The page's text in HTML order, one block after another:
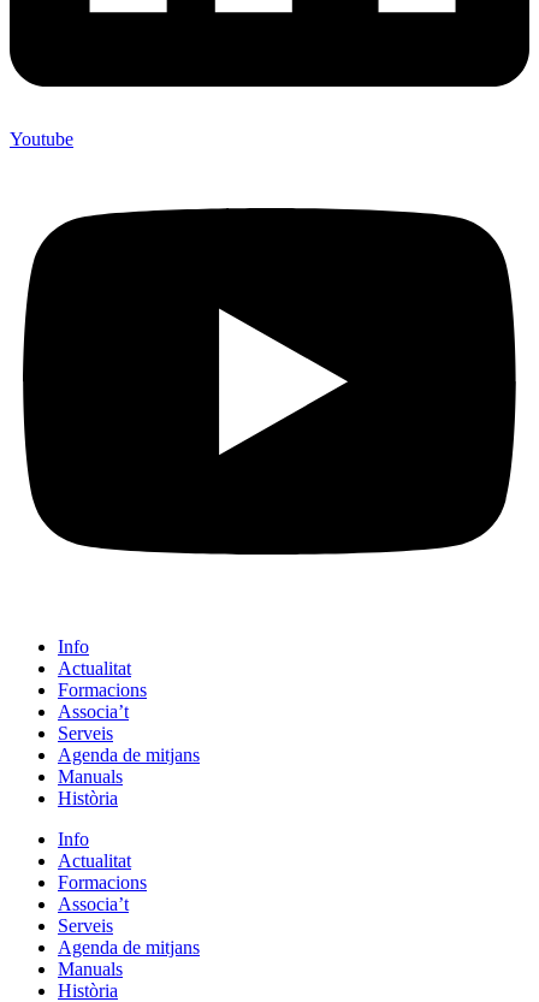
Youtube
Info
Actualitat
Formacions
Associa’t
Serveis
Agenda de mitjans
Manuals
Història
Info
Actualitat
Formacions
Associa’t
Serveis
Agenda de mitjans
Manuals
Història